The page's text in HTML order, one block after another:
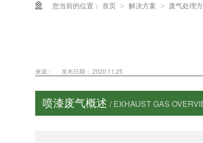
您当前的位置： 首页 > 解决方案 > 废气处理
来源： 发布日期： 2020.11.25
喷漆废气概述 / EXHAUST GAS